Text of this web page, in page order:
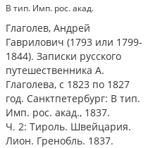
В тип. Имп. рос. акад.
Глаголев, Андрей
Гаврилович (1793 или 1799-
1844). Записки русского
путешественника А.
Глаголева, с 1823 по 1827
год. Санктпетербург: В тип.
Имп. рос. акад., 1837.
Ч. 2: Тироль. Швейцария.
Лион. Гренобль. 1837.